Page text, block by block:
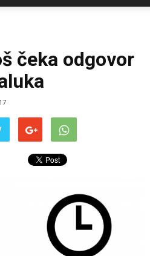
čeka odgovor